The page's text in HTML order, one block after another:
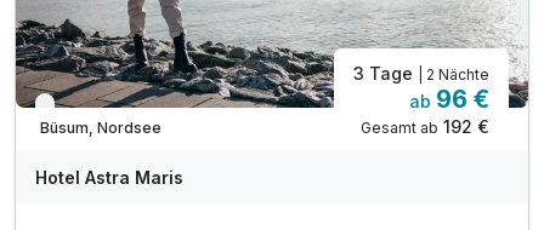
Verfügbar bis Dezember
Büsum, Nordsee
3 Tage | 2 Nächte
ab 96 €
Gesamt ab 192 €
Hotel Astra Maris